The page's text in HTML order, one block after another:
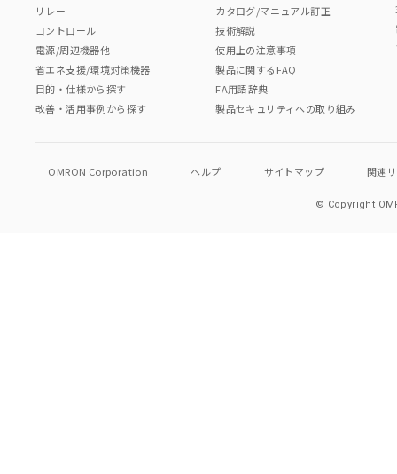
リレー
コントロール
電源/周辺機器他
省エネ支援/環境対策機器
目的・仕様から探す
改善・活用事例から探す
カタログ/マニュアル訂正
技術解説
使用上の注意事項
製品に関するFAQ
FA用語辞典
製品セキュリティへの取り組み
OMRON Corporation ヘルプ サイトマップ 関連
© Copyright